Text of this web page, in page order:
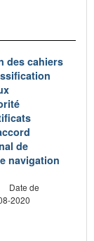
des cahiers
de
navigation
Date de
2020